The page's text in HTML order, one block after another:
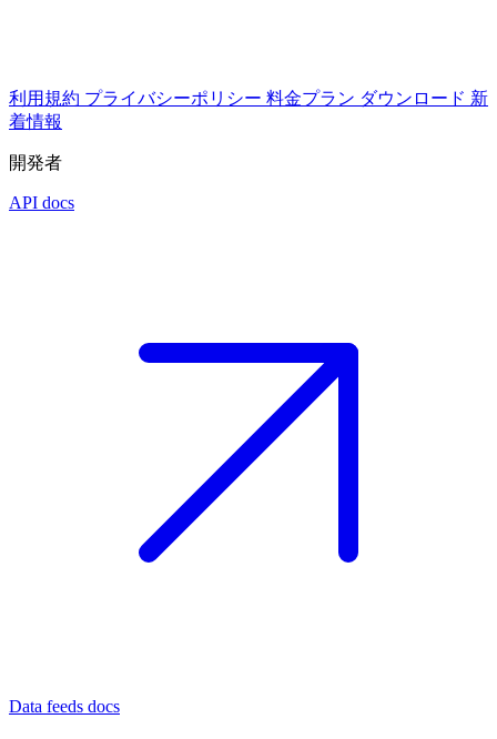
利用規約 プライバシーポリシー 料金プラン ダウンロード 新
着情報
開発者
API docs
Data feeds docs